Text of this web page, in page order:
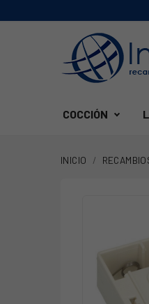
COCCIÓN
INICIO